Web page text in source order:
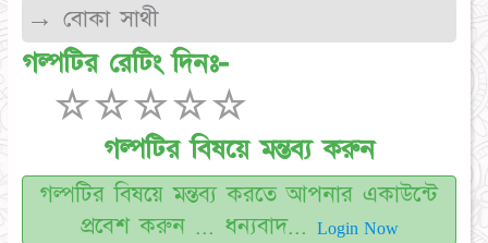
→ বোকা সাথী
গল্পটির রেটিং দিনঃ-
☆
☆
☆
☆
☆
গল্পটির বিষয়ে মন্তব্য করুন
গল্পটির বিষয়ে মন্তব্য করতে আপনার একাউন্টে
প্রবেশ করুন ... ধন্যবাদ...
Login Now